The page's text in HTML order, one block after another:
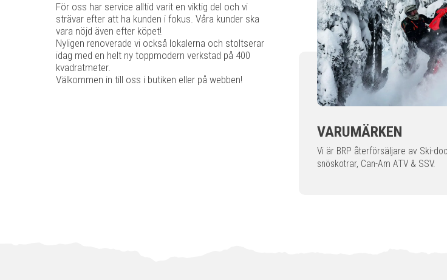
För oss har service alltid varit en viktig del och vi
strävar efter att ha kunden i fokus. Våra kunder ska
vara nöjd även efter köpet!
Nyligen renoverade vi också lokalerna och stoltserar
idag med en helt ny toppmodern verkstad på 400
kvadratmeter.
Välkommen in till oss i butiken eller på webben!
VARUMÄRKEN
Vi är BRP återförsäljare av Ski-
snöskotrar, Can-Am ATV & SSV.